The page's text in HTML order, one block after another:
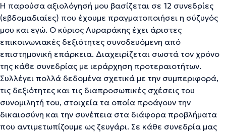
Η παρούσα αξιολόγησή μου βασίζεται σε 12 συνεδρίες
(εβδομαδιαίες) που έχουμε πραγματοποιήσει η σύζυγός
μου και εγώ. Ο κύριος Λυραράκης έχει άριστες
επικοινωνιακές δεξιότητες συνοδευόμενη από
επιστημονική επάρκεια. Διαχειρίζεται σωστά τον χρόνο
της κάθε συνεδρίας με ιεράρχηση προτεραιοτήτων.
Συλλέγει πολλά δεδομένα σχετικά με την συμπεριφορά,
τις δεξιότητες και τις διαπροσωπικές σχέσεις του
συνομιλητή του, στοιχεία τα οποία προάγουν την
δικαιοσύνη και την συνέπεια στα διάφορα προβλήματα
που αντιμετωπίζουμε ως ζευγάρι. Σε κάθε συνεδρία μας